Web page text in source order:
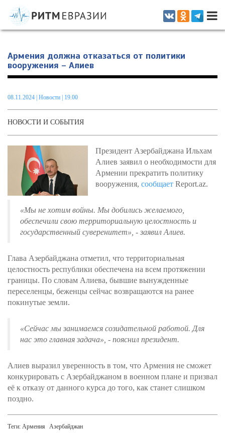
Информационно-аналитическое издание, посвященное актуальным
проблемам интеграции на постсоветском пространстве
Армения должна отказаться от политики
вооружения – Алиев
08.11.2024 Новости | 19.00
НОВОСТИ И СОБЫТИЯ
Президент Азербайджана Ильхам
Алиев заявил о необходимости для
Армении прекратить политику
вооружения, сообщает Report.az.
«Мы не хотим войны. Мы добились желаемого,
обеспечили свою территориальную целостность и
государственный суверенитет», - заявил Алиев.
Глава Азербайджана отметил, что территориальная
целостность республики обеспечена на всем протяжении
границы. По словам Алиева, бывшие вынужденные
переселенцы, беженцы сейчас возвращаются на ранее
покинутые земли.
«Сейчас мы занимаемся созидательной работой. Для
нас это главная задача», - пояснил президент.
Алиев выразил уверенность в том, что Армения не сможет
конкурировать с Азербайджаном в военном плане и призвал
её к отказу от данного курса до того, как станет слишком
поздно.
Теги: Армения Азербайджан